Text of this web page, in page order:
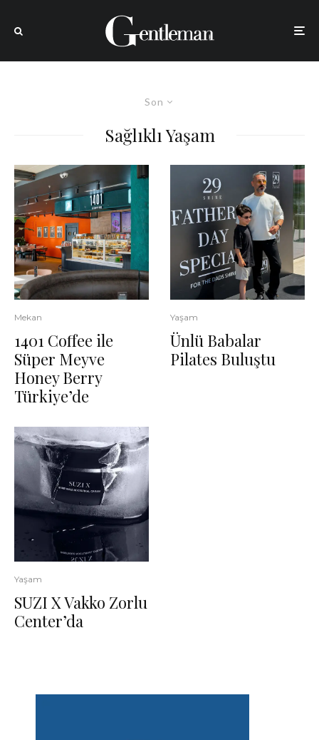
Son
Sağlıklı Yaşam
Mekan
1401 Coffee ile
Süper Meyve
Honey Berry
Türkiye’de
Yaşam
SUZI X Vakko Zorlu
Center’da
Yaşam
Ünlü Babalar
Pilates Buluştu